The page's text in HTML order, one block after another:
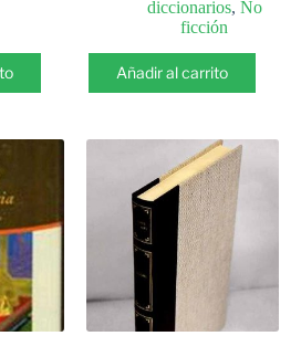
diccionarios, No
ficción
Añadir al carrito